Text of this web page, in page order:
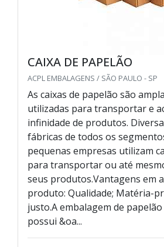
CAIXA DE PAPELÃO
ACPL EMBALAGENS / SÃO PAULO - SP
As caixas de papelão são
utilizadas para transportar e
infinidade de produtos.
fábricas de todos os
pequenas empresas utilizam
para transportar ou até
seus produtos.Vantagens em
produto: Qualidade; Matéria-
justo.A embalagem de
possui &oa...